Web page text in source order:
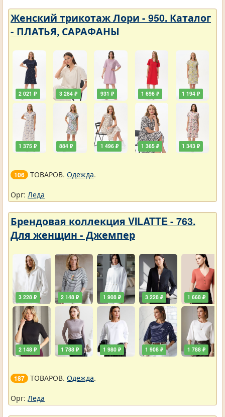
Женский трикотаж Лори - 950. Каталог
- ПЛАТЬЯ, САРАФАНЫ
2 021 ₽
1 375 ₽
3 284 ₽
884 ₽
931 ₽
1 496 ₽
1 696 ₽
1 365 ₽
1 194 ₽
1 343 ₽
106 ТОВАРОВ. Одежда.
Орг: Леда
Брендовая коллекция VILATTE - 763.
Для женщин - Джемпер
3 228 ₽
2 148 ₽
2 148 ₽
1 788 ₽
1 908 ₽
1 980 ₽
3 228 ₽
1 908 ₽
1 668 ₽
1 788 ₽
187 ТОВАРОВ. Одежда.
Орг: Леда